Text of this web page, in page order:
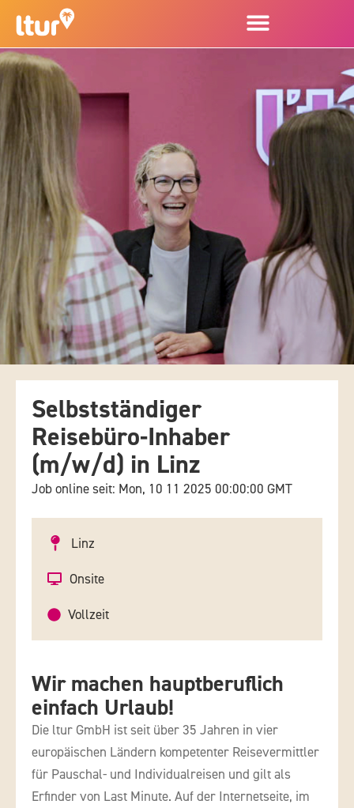
Selbstständiger
Reisebüro-Inhaber
(m/w/d) in Linz
Job online seit: Mon, 10 11 2025 00:00:00 GMT
Linz
Onsite
Vollzeit
Wir machen hauptberuflich
einfach Urlaub!
Die ltur GmbH ist seit über 35 Jahren in vier
europäischen Ländern kompetenter Reisevermittler
für Pauschal- und Individualreisen und gilt als
Erfinder von Last Minute. Auf der Internetseite, im